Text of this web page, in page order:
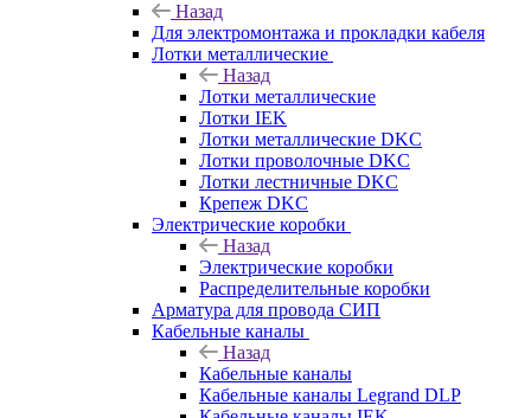
Назад
Для электромонтажа и прокладки кабеля
Лотки металлические
Назад
Лотки металлические
Лотки IEK
Лотки металлические DKC
Лотки проволочные DKC
Лотки лестничные DKC
Крепеж DKC
Электрические коробки
Назад
Электрические коробки
Распределительные коробки
Арматура для провода СИП
Кабельные каналы
Назад
Кабельные каналы
Кабельные каналы Legrand DLP